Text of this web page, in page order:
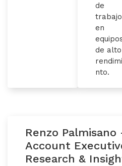
de
trabajo
en
de alto
nto.
Renzo
Account
Research &